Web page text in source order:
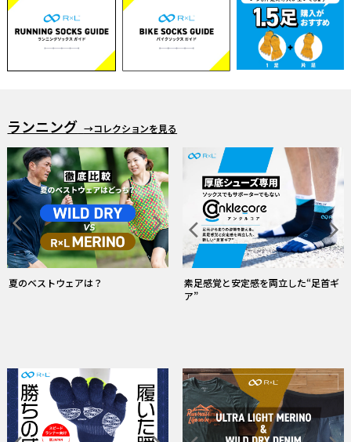
ランニング →コレクションを見る
夏のベストウェアは？
素足感覚と安定感を両立した“足首ギ
ア”